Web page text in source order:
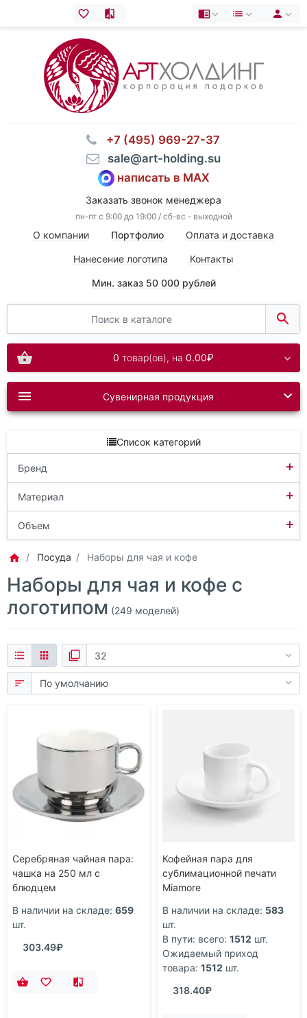
⠀+7 (495) 969-27-37
⠀sale@art-holding.su
написать в MAX
Заказать звонок менеджера
пн-пт с 9:00 до 19:00 / сб-вс - выходной
О компании Портфолио Оплата и доставка
Нанесение логотипа Контакты
Мин. заказ 50 000 рублей
0 товар(ов), на 0.00₽
Сувенирная продукция
Список категорий
Бренд +
Altavolo
Molti
Rusgifts
Seasons
Материал +
Дерево
Керамика
Металл
Нержавеющая сталь
Стекло
Фарфор
Объем +
100 мл
130 мл
160 мл
200 мл
210 мл
230 мл
250 мл
260 мл
300 мл
420 мл
600 мл
Посуда Наборы для чая и кофе
Наборы для чая и кофе с
логотипом (249 моделей)
Серебряная чайная пара:
чашка на 250 мл с
блюдцем
В наличии на складе: 659
шт.
303.49₽
Кофейная пара для
сублимационной печати
Miamore
В наличии на складе: 583
шт.
В пути: всего: 1512 шт.
Ожидаемый приход
товара: 1512 шт.
318.40₽